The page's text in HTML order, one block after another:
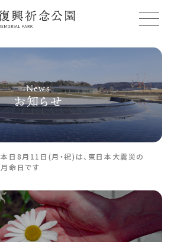
News
お知らせ
本日8月11日(月・祝)は、東日本大震災の
月命日です